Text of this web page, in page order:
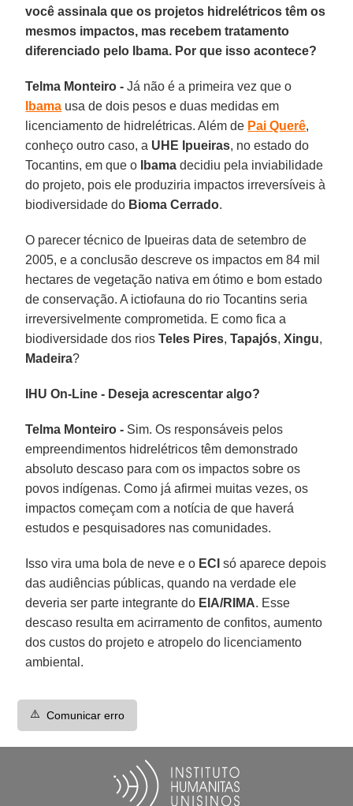
você assinala que os projetos hidrelétricos têm os
mesmos impactos, mas recebem tratamento
diferenciado pelo Ibama. Por que isso acontece?
Telma Monteiro -Já não é a primeira vez que o
Ibama usa de dois pesos e duas medidas em
licenciamento de hidrelétricas. Além de Pai Querê,
conheço outro caso, a UHE Ipueiras, no estado do
Tocantins, em que o
Ibama decidiu pela inviabilidade
do projeto, pois ele produziria impactos irreversíveis à
biodiversidade do Bioma Cerrado.
O parecer técnico de Ipueiras data de setembro de
2005, e a conclusão descreve os impactos em 84 mil
hectares de vegetação nativa em ótimo e bom estado
de conservação. A ictiofauna do rio Tocantins seria
irreversivelmente comprometida. E como fica a
biodiversidade dos riosTeles Pires, Tapajós, Xingu,
Madeira?
IHU On-Line - Deseja acrescentar algo?
Telma Monteiro - Sim. Os responsáveis pelos
empreendimentos hidrelétricos têm demonstrado
absoluto descaso para com os impactos sobre os
povos indígenas. Como já afirmei muitas vezes, os
impactos começam com a notícia de que haverá
estudos e pesquisadores nas comunidades.
Isso vira uma bola de neve e o ECI só aparece depois
das audiências públicas, quando na verdade ele
deveria ser parte integrante do EIA/RIMA. Esse
descaso resulta em acirramento de confitos, aumento
dos custos do projeto e atropelo do licenciamento
ambiental.
⚠️ Comunicar erro